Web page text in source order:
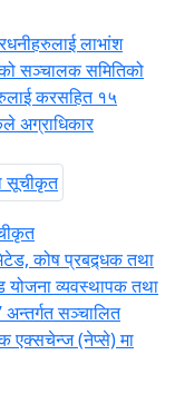
लाभांश
सञ्चालक समितिको
करसहित १५
अग्राधिकार
कोष प्रबद्र्धक तथा
योजना व्यवस्थापक तथा
अन्तर्गत सञ्चालित
एक्सचेन्ज (नेप्से) मा